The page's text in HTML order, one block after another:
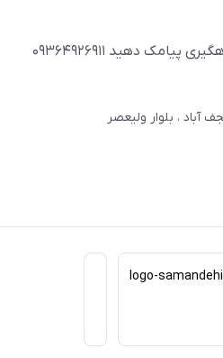
پیامک دهید 09364926911
آباد ، بلوار ولیعصر